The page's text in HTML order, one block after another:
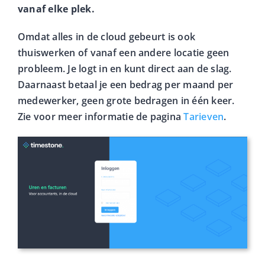
vanaf elke plek.
Omdat alles in de cloud gebeurt is ook
thuiswerken of vanaf een andere locatie geen
probleem. Je logt in en kunt direct aan de slag.
Daarnaast betaal je een bedrag per maand per
medewerker, geen grote bedragen in één keer.
Zie voor meer informatie de paginaTarieven.